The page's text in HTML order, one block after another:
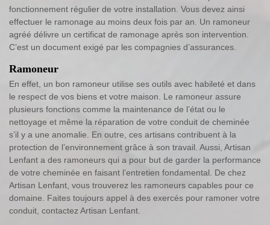
fonctionnement régulier de votre installation. Vous devez ainsi
effectuer le ramonage au moins deux fois par an. Un ramoneur
agréé délivre un certificat de ramonage après son intervention.
C’est un document exigé par les compagnies d’assurances.
Ramoneur
En effet, un bon ramoneur utilise ses outils avec habileté et dans
le respect de vos biens et votre maison. Le ramoneur assure
plusieurs fonctions comme la maintenance de l’état ou le
nettoyage et même la réparation de votre conduit de cheminée
s’il y a une anomalie. En outre, ces artisans contribuent à la
protection de l’environnement grâce à son travail. Aussi, Artisan
Lenfant a des ramoneurs qui a pour but de garder la performance
de votre cheminée en faisant l’entretien fondamental. De chez
Artisan Lenfant, vous trouverez les ramoneurs capables pour ce
domaine. Faites toujours appel à des exercés pour ramoner votre
conduit, contactez Artisan Lenfant.